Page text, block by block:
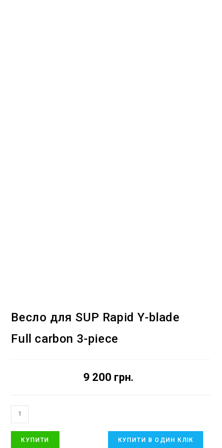
Весло для SUP Rapid Y-blade
Full carbon 3-piece
грн.
9 200
КУПИТИ КУПИТИ В ОДИН КЛІК